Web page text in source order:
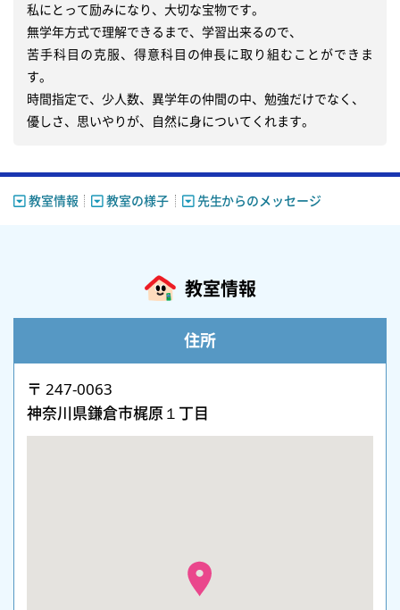
私にとって励みになり、大切な宝物です。
無学年方式で理解できるまで、学習出来るので、
苦手科目の克服、得意科目の伸長に取り組むことができま
す。
時間指定で、少人数、異学年の仲間の中、勉強だけでなく、
優しさ、思いやりが、自然に身についてくれます。
教室情報 教室の様子 先生からのメッセージ
教室情報
住所
〒 247-0063
神奈川県鎌倉市梶原１丁目